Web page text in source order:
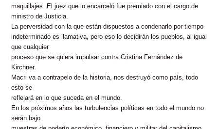
maquillajes. El juez que lo encarceló fue premiado con el cargo de
ministro de Justicia.
La perversidad con la que están dispuestos a condenarlo por tiempo
indeterminado es llamativa, pero eso lo decidirán los pueblos, al igual
que cualquier
proceso que se quiera impulsar contra Cristina Fernández de
Kirchner.
Macri va a contrapelo de la historia, nos destruyó como país, todo
esto se
reflejará en lo que suceda en el mundo.
En los próximos años las turbulencias políticas en todo el mundo no
serán bajo